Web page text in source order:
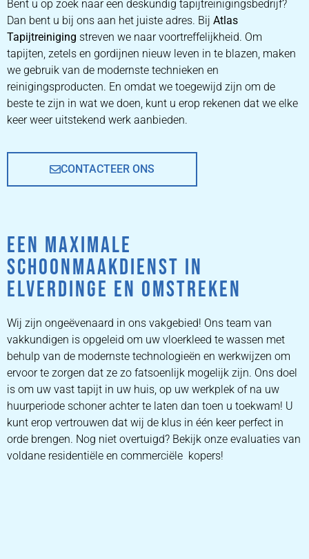
ZETEL REINIGEN DOOR
PROFESSIONALS
PRIJZEN
Bent u op zoek naar een deskundig tapijtreinigingsbedrijf?
Dan bent u bij ons aan het juiste adres. Bij Atlas
Tapijtreiniging streven we naar voortreffelijkheid. Om
tapijten, zetels en gordijnen nieuw leven in te blazen, maken
we gebruik van de modernste technieken en
reinigingsproducten. En omdat we toegewijd zijn om de
beste te zijn in wat we doen, kunt u erop rekenen dat we elke
keer weer uitstekend werk aanbieden.
CONTACTEER ONS
EEN MAXIMALE
SCHOONMAAKDIENST IN
ELVERDINGE EN OMSTREKEN
Wij zijn ongeëvenaard in ons vakgebied! Ons team van
vakkundigen is opgeleid om uw vloerkleed te wassen met
behulp van de modernste technologieën en werkwijzen om
ervoor te zorgen dat ze zo fatsoenlijk mogelijk zijn. Ons doel
is om uw vast tapijt in uw huis, op uw werkplek of na uw
huurperiode schoner achter te laten dan toen u toekwam! U
kunt erop vertrouwen dat wij de klus in één keer perfect in
orde brengen. Nog niet overtuigd? Bekijk onze evaluaties van
voldane residentiële en commerciële kopers!